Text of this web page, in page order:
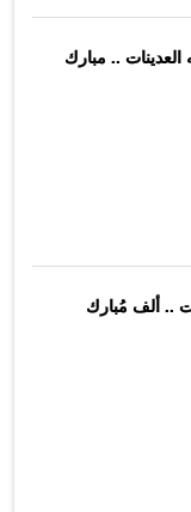
العدينات .. مبارك
.. ألف مُبارك